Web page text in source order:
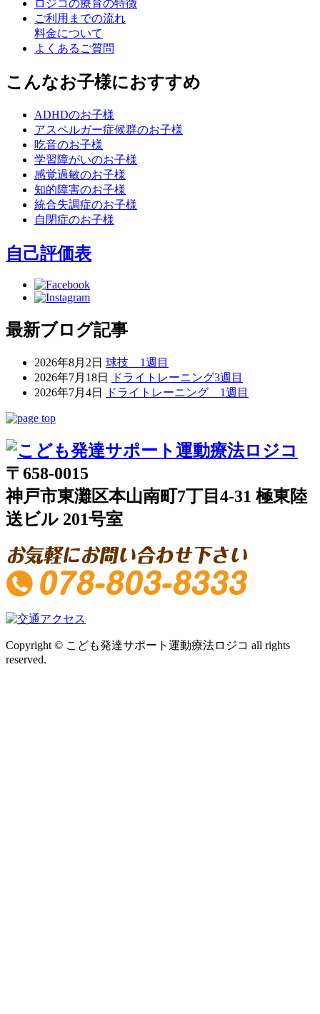
ロジコの療育の特徴
ご利用までの流れ
料金について
よくあるご質問
こんなお子様におすすめ
ADHDのお子様
アスペルガー症候群のお子様
吃音のお子様
学習障がいのお子様
感覚過敏のお子様
知的障害のお子様
統合失調症のお子様
自閉症のお子様
自己評価表
最新ブログ記事
2026年8月2日 球技 1週目
2026年7月18日
ドライトレーニング3週目
2026年7月4日
ドライトレーニング 1週目
〒658-0015
神戸市東灘区本山南町7丁目4-31 極東陸
送ビル 201号室
Copyright © こども発達サポート運動療法ロジコ all rights
reserved.